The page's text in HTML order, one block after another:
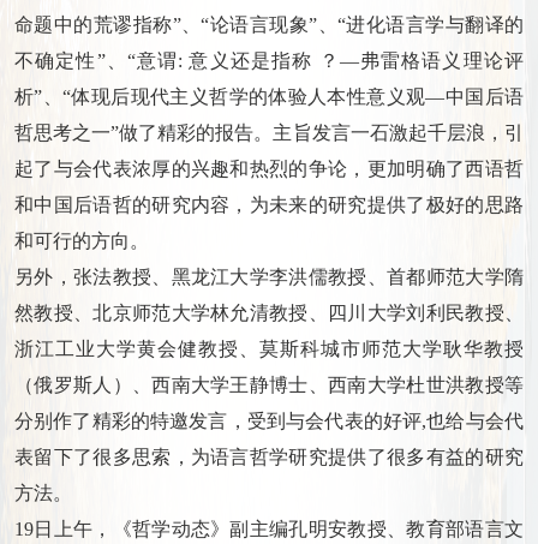
命题中的荒谬指称”、“论语言现象”、“进化语言学与翻译的
不确定性”、“意谓: 意义还是指称 ？—弗雷格语义理论评
析”、“体现后现代主义哲学的体验人本性意义观—中国后语
哲思考之一”做了精彩的报告。主旨发言一石激起千层浪，引
起了与会代表浓厚的兴趣和热烈的争论，更加明确了西语哲
和中国后语哲的研究内容，为未来的研究提供了极好的思路
和可行的方向。
另外，张法教授、黑龙江大学李洪儒教授、首都师范大学隋
然教授、北京师范大学林允清教授、四川大学刘利民教授、
浙江工业大学黄会健教授、莫斯科城市师范大学耿华教授
（俄罗斯人）、西南大学王静博士、西南大学杜世洪教授等
分别作了精彩的特邀发言，受到与会代表的好评,也给与会代
表留下了很多思索，为语言哲学研究提供了很多有益的研究
方法。
19日上午，《哲学动态》副主编孔明安教授、教育部语言文